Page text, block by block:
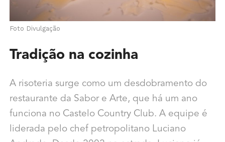
Foto Divulgação
Tradição na cozinha
A risoteria surge como um desdobramento do
restaurante da Sabor e Arte, que há um ano
funciona no Castelo Country Club. A equipe é
liderada pelo chef petropolitano Luciano